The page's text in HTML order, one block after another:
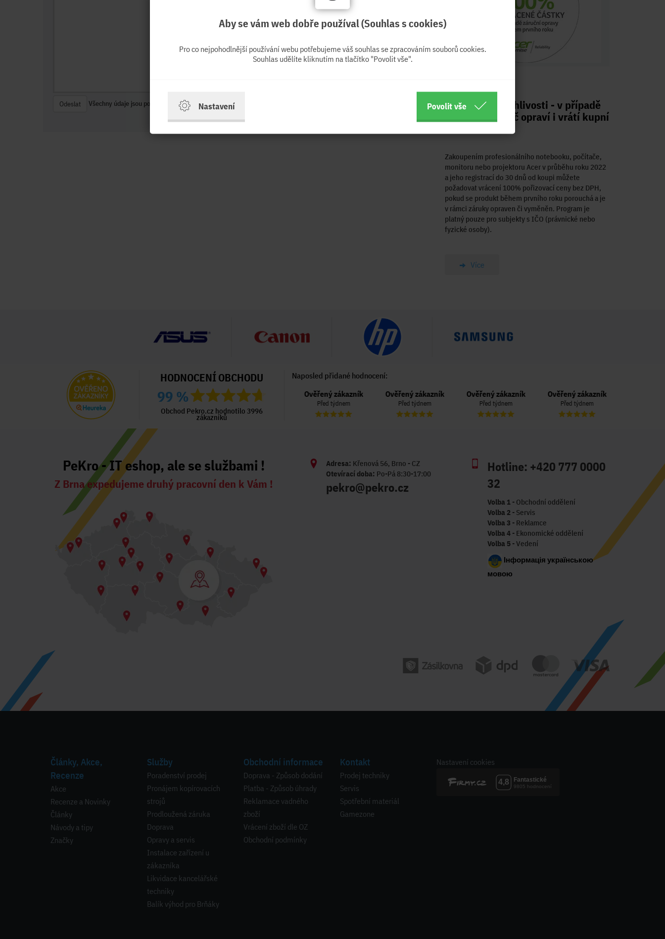
Acer Slib spolehlivosti - v případě
poruchy počítač opraví i vrátí kupní
Zakoupením profesionálního notebooku, počítače,
monitoru nebo projektoru Acer v průběhu roku 2022
a jeho registrací do 30 dnů od koupi můžete
požadovat vrácení 100% pořizovací ceny bez DPH,
pokud se produkt během prvního roku porouchá a je
v rámci záruky opraven či vyměněn. Program je
platný pouze pro subjekty s IČO (právnické nebo
fyzické osoby).
Více
Odeslat Všechny údaje jsou povinné.
HODNOCENÍ OBCHODU
99 %
Obchod Pekro.cz hodnotilo 3996
zákazníků
Naposled přidané hodnocení:
Ověřený zákazník
Před 3 dny
Ověřený zákazník
Před 4 dny
Ověřený zákazník
Před 4 dny
Ověřený zákazník
Před týdnem
Ověřený zákazník
Před týdnem
Ověřený zákazník
Před týdnem
Ověřený zákazník
Před týdnem
PeKro - IT eshop, ale se službami !
Z Brna expedujeme druhý pracovní den k Vám !
Adresa: Křenová 56, Brno - CZ
Otevírací doba: Po-Pá 8:30-17:00
pekro@pekro.cz
Hotline: +420 777 0000
32
Volba 1 - Obchodní oddělení
Volba 2 - Servis
Volba 3 - Reklamce
Volba 4 - Ekonomické oddělení
Volba 5 - Vedení
Інформація українською
мовою
Články, Akce,
Recenze
Akce
Recenze a Novinky
Články
Návody a tipy
Značky
Služby
Poradenství prodej
Pronájem kopírovacích
strojů
Prodloužená záruka
Doprava
Opravy a servis
Instalace zařízení u
zákazníka
Likvidace kancelářské
techniky
Balík výhod pro Brňáky
Obchodní informace
Doprava - Způsob dodání
Platba - Způsob úhrady
Reklamace vadného
zboží
Vrácení zboží dle OZ
Obchodní podmínky
Kontakt
Prodej techniky
Servis
Spotřební materiál
Gamezone
Nastavení cookies
Aby se vám web dobře používal (Souhlas s cookies)
Pro co nejpohodlnější používání webu potřebujeme váš souhlas se zpracováním souborů cookies.
Souhlas udělíte kliknutím na tlačítko "Povolit vše".
Nastavení Povolit vše